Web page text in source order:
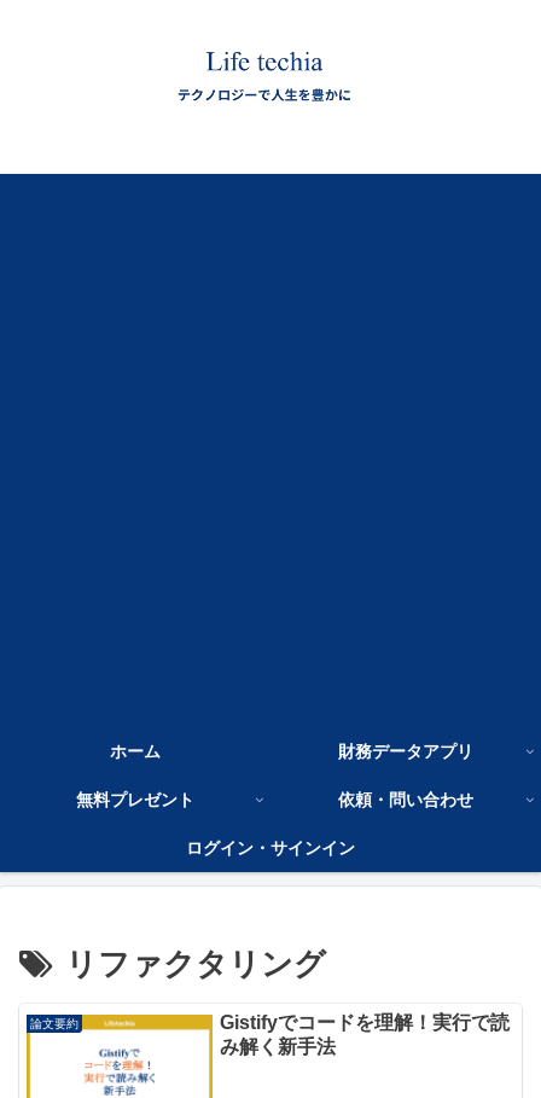
ホーム 財務データアプリ
無料プレゼント 依頼・問い合わせ
ログイン・サインイン
リファクタリング
論文要約
Gistifyでコードを理解！実行で読
み解く新手法